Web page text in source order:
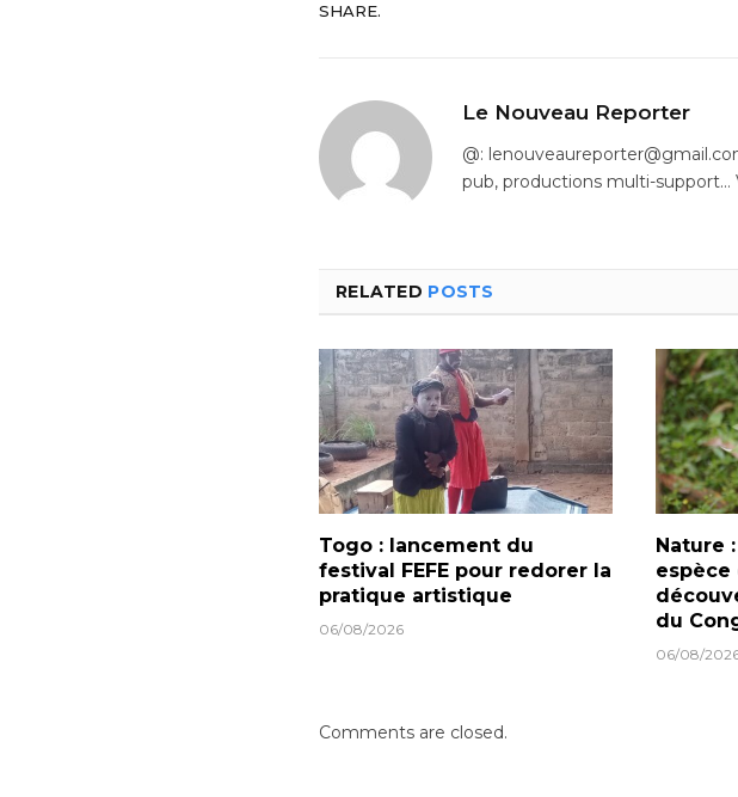
SHARE.
Le Nouveau Reporter
@:
pub, productions multi-support…
RELATED POSTS
Togo : lancement du
festival FEFE pour redorer la
pratique artistique
06/08/2026
Nature
espèce
du
06/08/
Comments are closed.